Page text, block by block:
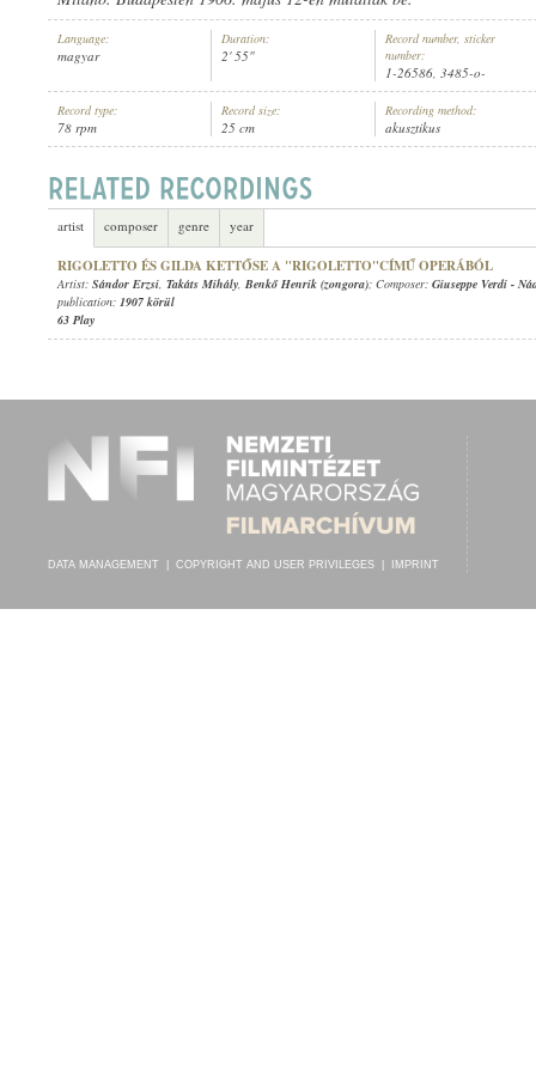
ARTIST: BENKŐ HENRIK (ZONGORA)
Language:
magyar
Duration:
2' 55"
Record number, sticker
number:
1-26586, 3485-o-
Record type:
78 rpm
Record size:
25 cm
Recording method:
akusztikus
artist composer genre year
RIGOLETTO ÉS GILDA KETTŐSE A "RIGOLETTO"CÍMŰ OPERÁBÓL
Artist: Sándor Erzsi, Takáts Mihály, Benkő Henrik (zongora); Composer: Giuseppe Verdi -
publication: 1907 körül
63 Play
DATA MANAGEMENT COPYRIGHT AND USER PRIVILEGES IMPRINT